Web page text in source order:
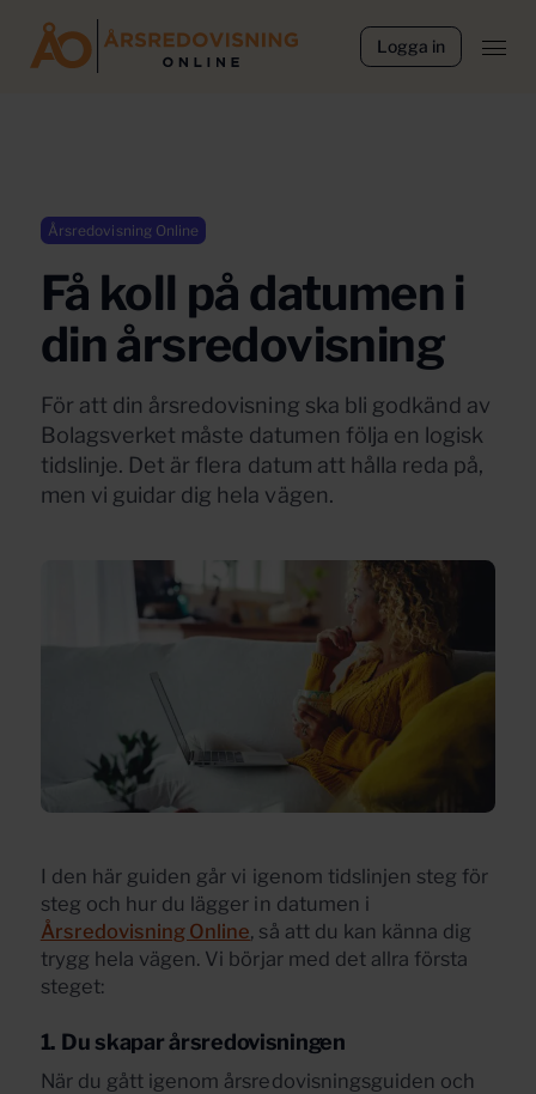
Logga in
Årsredovisning Online
Få koll på datumen i
din årsredovisning
För att din årsredovisning ska bli godkänd av
Bolagsverket måste datumen följa en logisk
tidslinje. Det är flera datum att hålla reda på,
men vi guidar dig hela vägen.
I den här guiden går vi igenom tidslinjen steg för
steg och hur du lägger in datumen i
Årsredovisning Online, så att du kan känna dig
trygg hela vägen. Vi börjar med det allra första
steget:
1. Du skapar årsredovisningen
När du gått igenom årsredovisningsguiden och